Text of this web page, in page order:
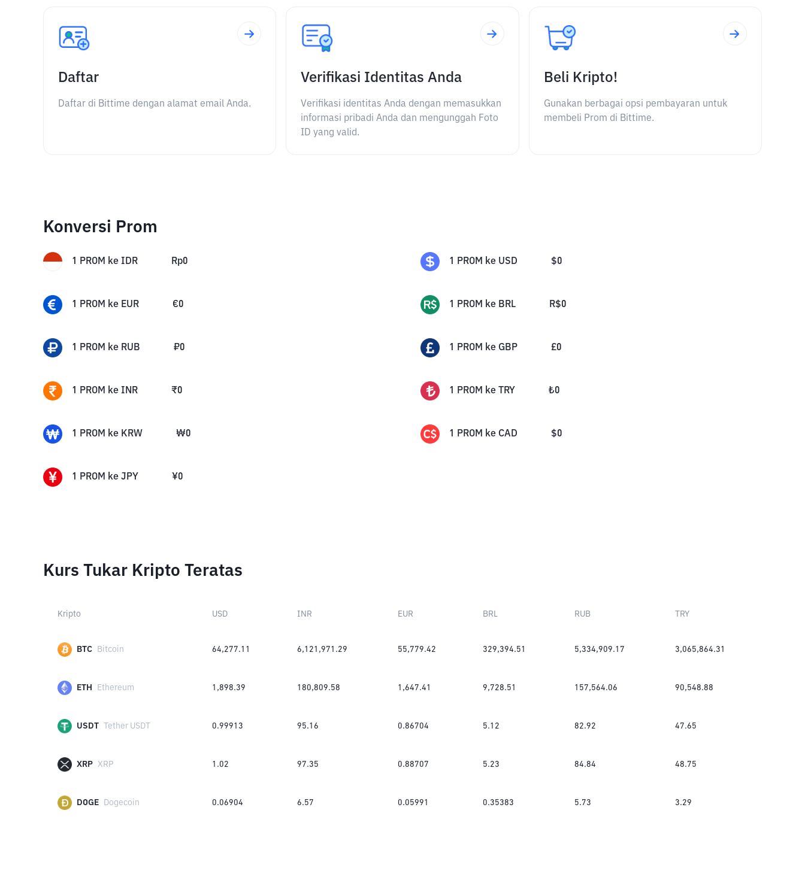
Daftar
Daftar di Bittime dengan alamat email Anda.
Verifikasi Identitas Anda
Verifikasi identitas Anda dengan memasukkan
informasi pribadi Anda dan mengunggah Foto
ID yang valid.
Beli Kripto!
Gunakan berbagai opsi pembayaran untuk
membeli Prom di Bittime.
Konversi Prom
1 PROM ke IDR Rp0 1 PROM ke USD $0
1 PROM ke EUR €0 1 PROM ke BRL R$0
1 PROM ke RUB ₽0 1 PROM ke GBP £0
1 PROM ke INR ₹0 1 PROM ke TRY ₺0
1 PROM ke KRW ₩0 1 PROM ke CAD $0
1 PROM ke JPY ¥0
Kurs Tukar Kripto Teratas
Kripto USD INR EUR BRL RUB TRY
BTC Bitcoin 64,277.11 6,121,971.29 55,779.42 329,394.51 5,334,909.17 3,065,864.31
ETH Ethereum 1,898.39 180,809.58 1,647.41 9,728.51 157,564.06 90,548.88
USDT Tether USDT 0.99913 95.16 0.86704 5.12 82.92 47.65
XRP XRP 1.02 97.35 0.88707 5.23 84.84 48.75
DOGE Dogecoin 0.06904 6.57 0.05991 0.35383 5.73 3.29